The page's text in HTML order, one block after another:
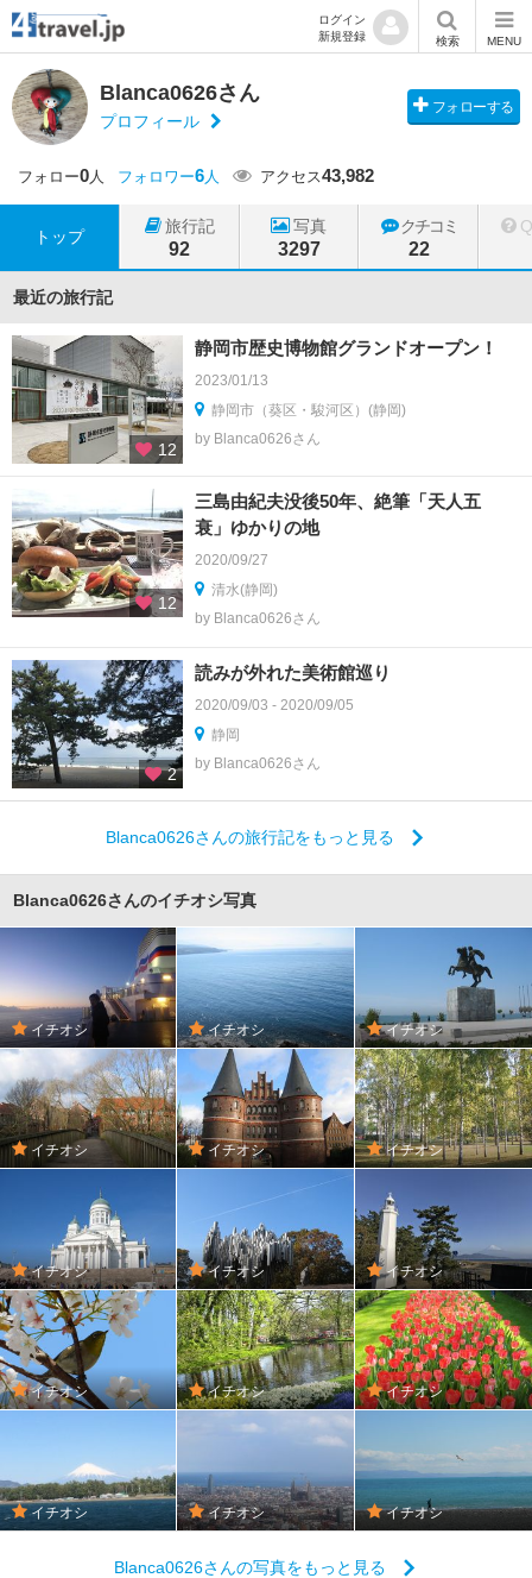
ログイン
新規登録
検索 MENU
Blanca0626さん
プロフィール
フォローする
フォロー0人 フォロワー6人 アクセス43,982
トップ
旅行記
92
写真
3297
クチコミ
22
最近の旅行記
12
静岡市歴史博物館グランドオープン！
2023/01/13
静岡市（葵区・駿河区）(静岡)
by Blanca0626さん
12
三島由紀夫没後50年、絶筆「天人五
衰」ゆかりの地
2020/09/27
清水(静岡)
by Blanca0626さん
2
読みが外れた美術館巡り
2020/09/03 - 2020/09/05
静岡
by Blanca0626さん
Blanca0626さんの旅行記をもっと見る
Blanca0626さんのイチオシ写真
イチオシ イチオシ イチオシ
イチオシ イチオシ イチオシ
イチオシ イチオシ イチオシ
イチオシ イチオシ イチオシ
イチオシ イチオシ イチオシ
Blanca0626さんの写真をもっと見る